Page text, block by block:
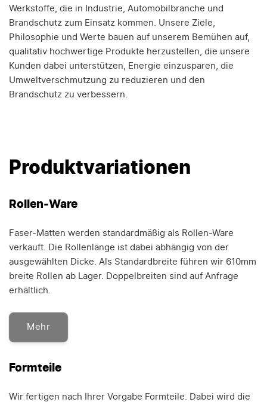
Werkstoffe, die in Industrie, Automobilbranche und
Brandschutz zum Einsatz kommen. Unsere Ziele,
Philosophie und Werte bauen auf unserem Bemühen auf,
qualitativ hochwertige Produkte herzustellen, die unsere
Kunden dabei unterstützen, Energie einzusparen, die
Umweltverschmutzung zu reduzieren und den
Brandschutz zu verbessern.
Produktvariationen
Rollen-Ware
Faser-Matten werden standardmäßig als Rollen-Ware
verkauft. Die Rollenlänge ist dabei abhängig von der
ausgewählten Dicke. Als Standardbreite führen wir 610mm
breite Rollen ab Lager. Doppelbreiten sind auf Anfrage
erhältlich.
Mehr
Formteile
Wir fertigen nach Ihrer Vorgabe Formteile. Dabei wird die